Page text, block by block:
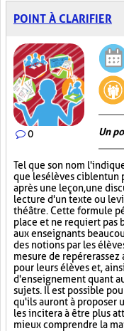
POINT À CLARIFIER
0 Un
Tel que son nom
que les élèves ciblent
après une leçon, une
lecture d'un texte ou le
théâtre. Cette formule
place et ne requiert pas
aux enseignants
des notions par les
mesure de repérer
pour leurs élèves et,
d'enseignement quant
sujets. Il est possible
qu'ils auront à proposer
les incitera à être plus
mieux comprendre la